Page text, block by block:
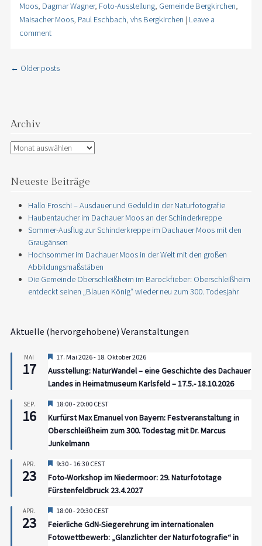
Moos, Dagmar Wagner, Foto-Ausstellung, Gemeinde Bergkirchen,
Maisacher Moos, Paul Eschbach, vhs Bergkirchen | Leave a
comment
Post navigation
← Older posts
Archiv
Archiv
Neueste Beiträge
Hallo Frosch! – Ausdauer und Geduld in der Naturfotografie
Haubentaucher im Dachauer Moos an der Schinderkreppe
Sommer-Ausflug zur Schinderkreppe im Dachauer Moos mit den
Graugänsen
Hochsommer im Dachauer Moos in der Welt mit den großen
Abbildungsmaßstäben
Die Gemeinde Oberschleißheim im Barockfieber: Oberschleißheim
entdeckt seinen „Blauen König“ wieder neu zum 300. Todesjahr
Aktuelle (hervorgehobene) Veranstaltungen
MAI
17
Hervorgehoben
17. Mai 2026- 18. Oktober 2026
Ausstellung: NaturWandel – eine Geschichte des Dachauer
Landes in Heimatmuseum Karlsfeld – 17.5.- 18.10.2026
SEP.
16
Hervorgehoben
18:00-20:00 CEST
Kurfürst Max Emanuel von Bayern: Festveranstaltung in
Oberschleißheim zum 300. Todestag mit Dr. Marcus
Junkelmann
APR.
23
Hervorgehoben
9:30- 16:30 CEST
Foto-Workshop im Niedermoor: 29. Naturfototage
Fürstenfeldbruck 23.4.2027
APR.
23
Hervorgehoben
18:00-20:30 CEST
Feierliche GdN-Siegerehrung im internationalen
Fotowettbewerb: „Glanzlichter der Naturfotografie“ in